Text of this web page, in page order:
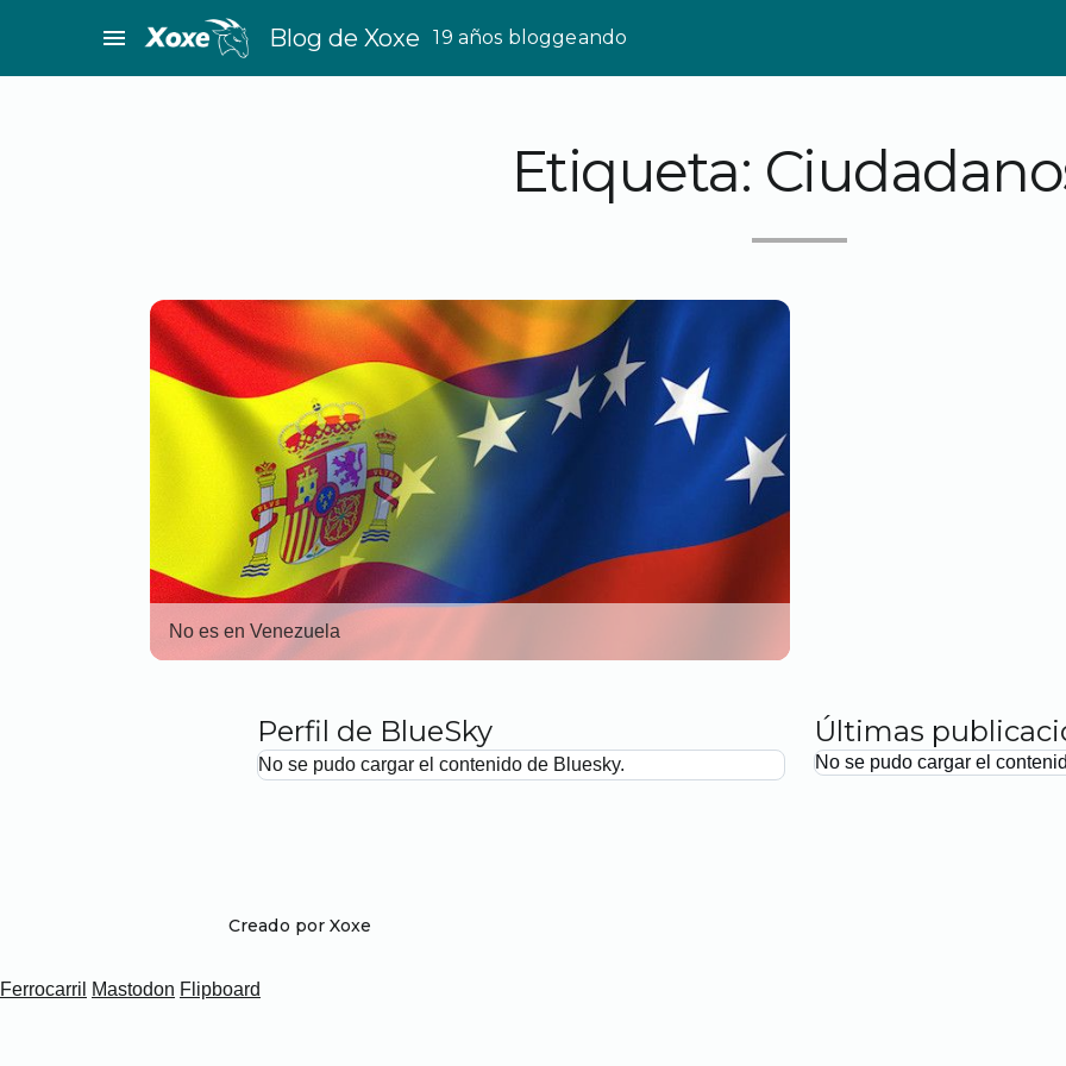
menu Blog de Xoxe 19 años bloggeando
Etiqueta:
No es en Venezuela
Perfil de BlueSky
No se pudo cargar el contenido de Bluesky.
Últimas
No se pudo cargar el
Creado por Xoxe
Ferrocarril Mastodon Flipboard